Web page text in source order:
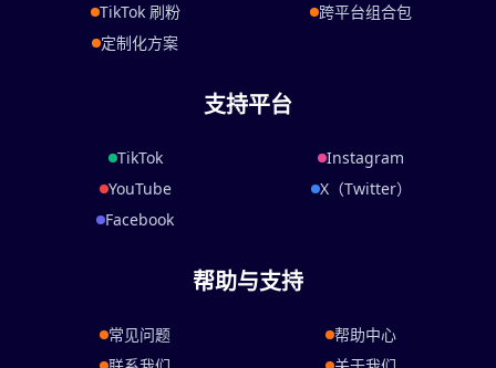
TikTok 刷粉
跨平台组合包
定制化方案
支持平台
TikTok
Instagram
YouTube
X（Twitter）
Facebook
帮助与支持
常见问题
帮助中心